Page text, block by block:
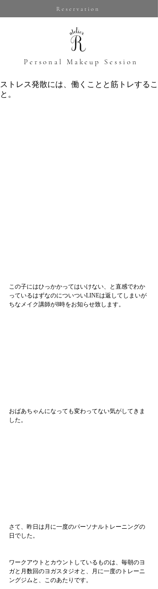
Reservation
​Personal Makeup Session
ストレス発散には、働くことと筋トレするこ
と。
この子にはひっかかってはいけない、と直感でわか
っているはずなのについついLINEは返してしまいが
ちなメイク講師が8時をお知らせ致します。
おばあちゃんになっても変わってない気がしてきま
した。
さて、昨日は月に一度のパーソナルトレーニングの
日でした。
ワークアウトとカウントしているものは、毎朝のヨ
ガと月数回のヨガスタジオと、月に一度のトレーニ
ングジムと、このあたりです。